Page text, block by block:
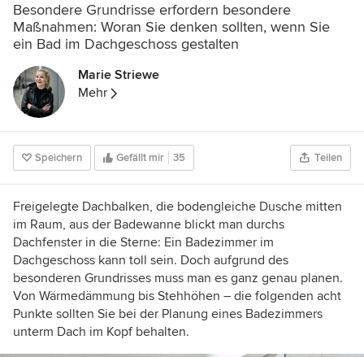
Besondere Grundrisse erfordern besondere
Maßnahmen: Woran Sie denken sollten, wenn Sie
ein Bad im Dachgeschoss gestalten
Marie Striewe
Mehr
Speichern Gefällt mir 35 Teilen
Freigelegte Dachbalken, die bodengleiche Dusche mitten
im Raum, aus der Badewanne blickt man durchs
Dachfenster in die Sterne: Ein Badezimmer im
Dachgeschoss kann toll sein. Doch aufgrund des
besonderen Grundrisses muss man es ganz genau planen.
Von Wärmedämmung bis Stehhöhen – die folgenden acht
Punkte sollten Sie bei der Planung eines Badezimmers
unterm Dach im Kopf behalten.